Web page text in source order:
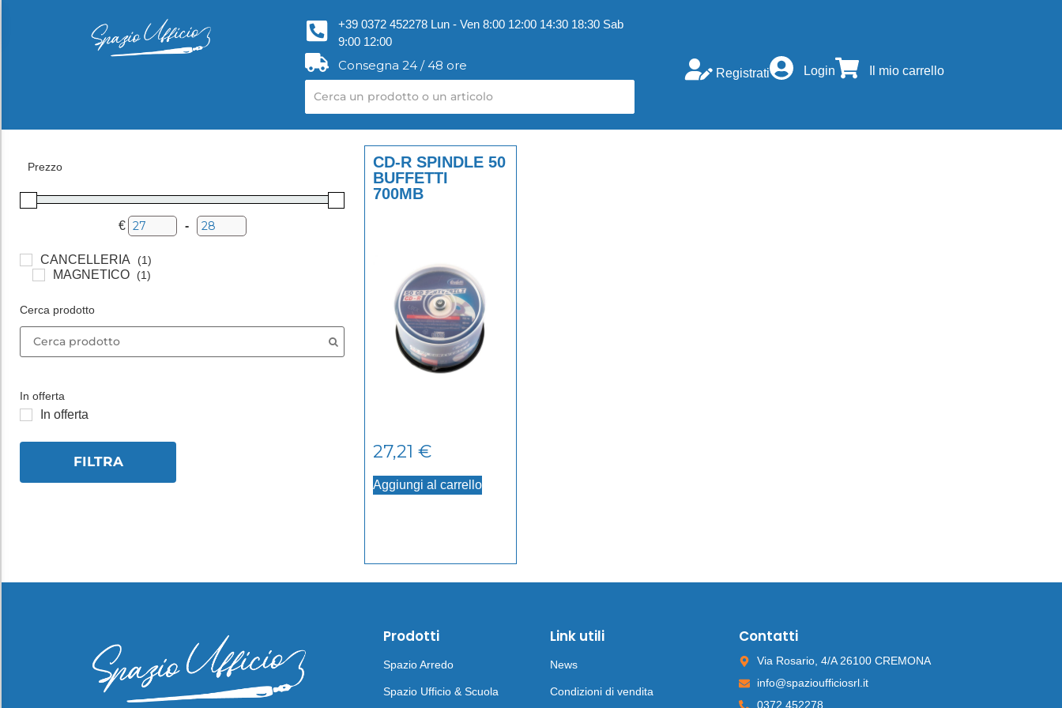
+39 0372 452278 Lun - Ven 8:00 12:00 14:30 18:30 Sab
9:00 12:00
Consegna 24 / 48 ore
Registrati Login Il mio carrello
Prezzo
€ Minimum Price
-
Maximum Price
CANCELLERIA (1)
MAGNETICO (1)
Cerca prodotto
In offerta
In offerta
FILTRA
CD-R SPINDLE 50
BUFFETTI
700MB
27,21€
Aggiungi al carrello
Prodotti
Spazio Arredo
Spazio Ufficio & Scuola
Link utili
News
Condizioni di vendita
Contatti
Via Rosario, 4/A 26100 CREMONA
info@spazioufficiosrl.it
0372 452278